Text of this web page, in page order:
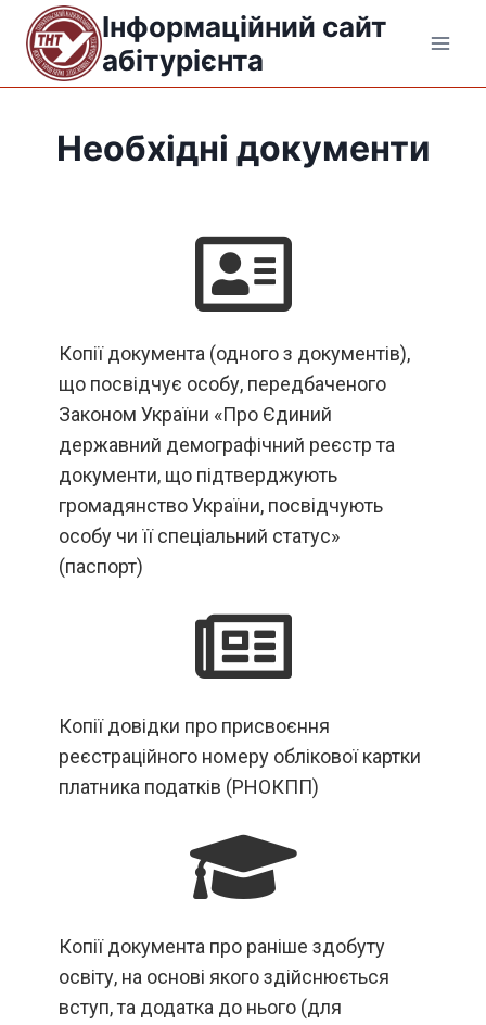
Інформаційний сайт
абітурієнта
Необхідні документи
Копії документа (одного з документів),
що посвідчує особу, передбаченого
Законом України «Про Єдиний
державний демографічний реєстр та
документи, що підтверджують
громадянство України, посвідчують
особу чи її спеціальний статус»
(паспорт)
Копії довідки про присвоєння
реєстраційного номеру облікової картки
платника податків (РНОКПП)
Копії документа про раніше здобуту
освіту, на основі якого здійснюється
вступ, та додатка до нього (для